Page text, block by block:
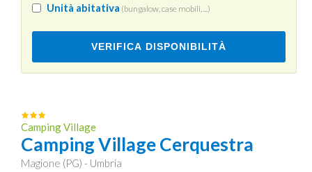
Unità abitativa (bungalow, case mobili, ...)
VERIFICA DISPONIBILITÀ
Camping Village
Camping Village Cerquestra
Magione (PG) - Umbria